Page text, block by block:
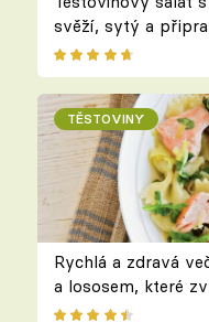
svěží, sytý a
TĚSTOVINY
Rychlá a zdravá
a lososem, které